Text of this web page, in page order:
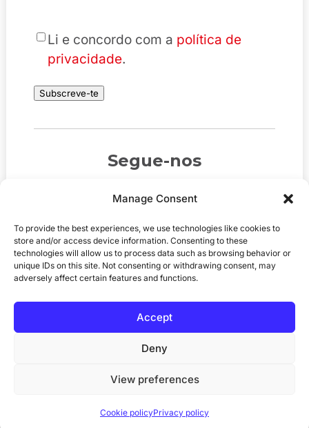
Manage Consent
To provide the best experiences, we use technologies like cookies to
store and/or access device information. Consenting to these
technologies will allow us to process data such as browsing behavior or
unique IDs on this site. Not consenting or withdrawing consent, may
adversely affect certain features and functions.
Accept
Deny
View preferences
Cookie policyPrivacy policy
* Li e concordo com a política de
privacidade.
Subscreve-te
Segue-nos
MediaGB.org. Todos os direitos
reservados. Site por
Política de privacidade Política de cookies